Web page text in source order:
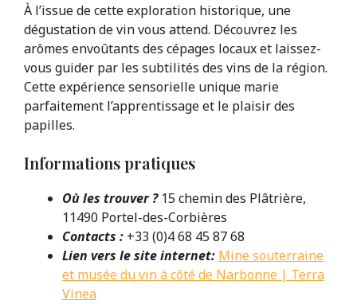
À l’issue de cette exploration historique, une
dégustation de vin vous attend. Découvrez les
arômes envoûtants des cépages locaux et laissez-
vous guider par les subtilités des vins de la région.
Cette expérience sensorielle unique marie
parfaitement l’apprentissage et le plaisir des
papilles.
Informations pratiques
Où les trouver ? 15 chemin des Plâtrière,
11490 Portel-des-Corbières
Contacts : +33 (0)4 68 45 87 68
Lien vers le site internet: Mine souterraine
et musée du vin à côté de Narbonne | Terra
Vinea